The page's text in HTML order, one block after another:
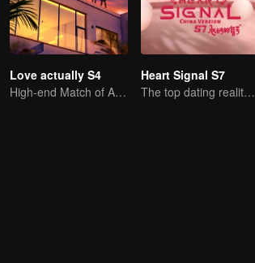
Love actually S4
High-end Match of Adults' ambiguity
Heart Signal S7
The top dating reality show